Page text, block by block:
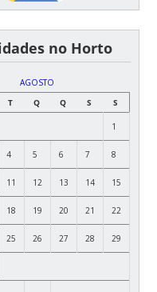
no Horto
AGOSTO
T Q Q S S
1
4 5 6 7 8
11 12 13 14 15
18 19 20 21 22
25 26 27 28 29